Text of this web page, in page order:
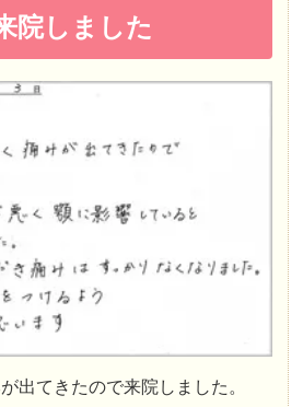
院しました
出てきたので来院しました。